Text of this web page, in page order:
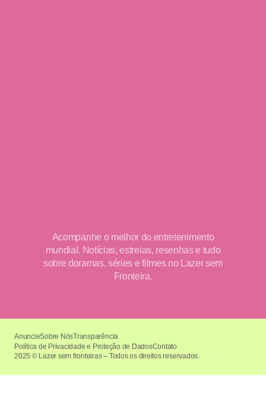
Acompanhe o melhor do entretenimento
mundial. Notícias, estreias, resenhas e tudo
sobre doramas, séries e filmes no Lazer sem
Fronteira.
2025 © Lazer sem fronteiras – Todos os direitos reservados.
AnuncieSobre NósTransparência
Política de Privacidade e Proteção de DadosContato